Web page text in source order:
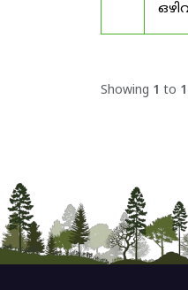
Showing 1 to